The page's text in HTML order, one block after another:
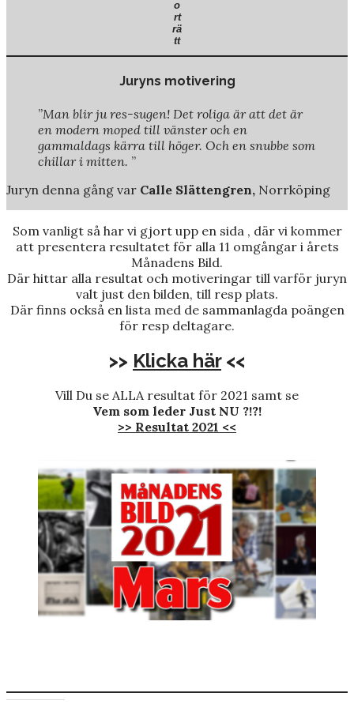
o
rt
rä
tt
Juryns motivering
”Man blir ju res-sugen! Det roliga är att det är
en modern moped till vänster och en
gammaldags kärra till höger. Och en snubbe som
chillar i mitten. ”
Juryn denna gång var Calle Slättengren, Norrköping
Som vanligt så har vi gjort upp en sida , där vi kommer
att presentera resultatet för alla 11 omgångar i årets
Månadens Bild.
Där hittar alla resultat och motiveringar till varför juryn
valt just den bilden, till resp plats.
Där finns också en lista med de sammanlagda poängen
för resp deltagare.
>> Klicka här<<
Vill Du se ALLA resultat för 2021 samt se
Vem som leder Just NU ?!?!
>> Resultat 2021 <<